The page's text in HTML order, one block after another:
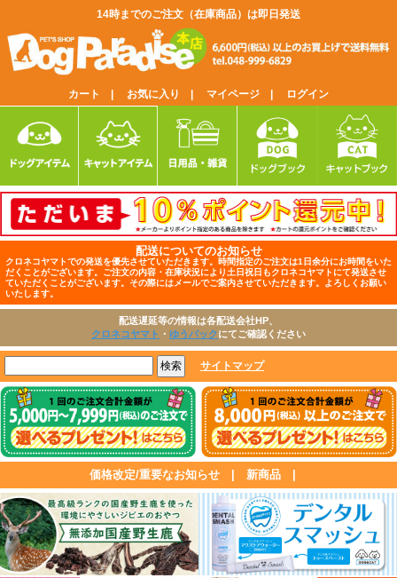
14時までのご注文（在庫商品）は即日発送
カート | お気に入り | マイページ | ログイン
配送についてのお知らせ
クロネコヤマトでの発送を優先させていただきます。時間指定のご注文は1日余分にお時間をいた
だくことがございます。ご注文の内容・在庫状況により土日祝日もクロネコヤマトにて発送させ
ていただくことがございます。その際にはメールでご案内させていただきます。よろしくお願い
いたします。
配送遅延等の情報は各配送会社HP、
クロネコヤマト ・ ゆうパックにてご確認ください
サイトマップ
価格改定/重要なお知らせ 新商品